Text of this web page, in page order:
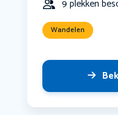
9 plekken
Wandelen